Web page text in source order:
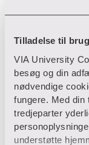
Tilladelse til
VIA University
besøg og din
nødvendige
fungere. Med din
tredjeparter
understøtte
Ledere med
skabe de
del af
Det handler ikke
men om at
klare strukturer
indsatsen